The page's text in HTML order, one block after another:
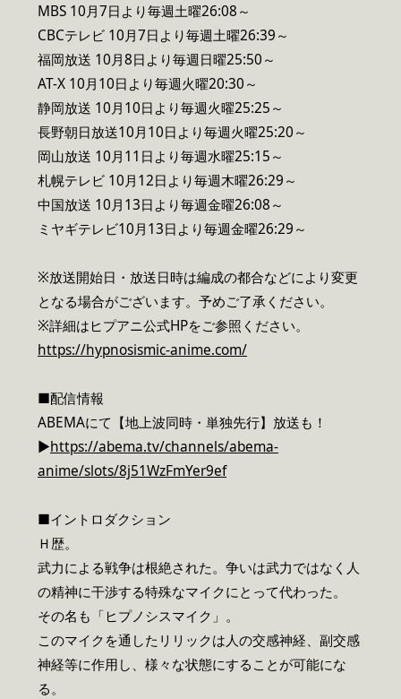
MBS 10月7日より毎週土曜26:08～
CBCテレビ 10月7日より毎週土曜26:39～
福岡放送 10月8日より毎週日曜25:50～
AT-X 10月10日より毎週火曜20:30～
静岡放送 10月10日より毎週火曜25:25～
長野朝日放送10月10日より毎週火曜25:20～
岡山放送 10月11日より毎週水曜25:15～
札幌テレビ 10月12日より毎週木曜26:29～
中国放送 10月13日より毎週金曜26:08～
ミヤギテレビ10月13日より毎週金曜26:29～
※放送開始日・放送日時は編成の都合などにより変更
となる場合がございます。予めご了承ください。
※詳細はヒプアニ公式HPをご参照ください。
https://hypnosismic-anime.com/
■配信情報
ABEMAにて【地上波同時・単独先行】放送も！
▶︎https://abema.tv/channels/abema-
anime/slots/8j51WzFmYer9ef
■イントロダクション
Ｈ歴。
武力による戦争は根絶された。争いは武力ではなく人
の精神に干渉する特殊なマイクにとって代わった。
その名も「ヒプノシスマイク」。
このマイクを通したリリックは人の交感神経、副交感
神経等に作用し、様々な状態にすることが可能にな
る。